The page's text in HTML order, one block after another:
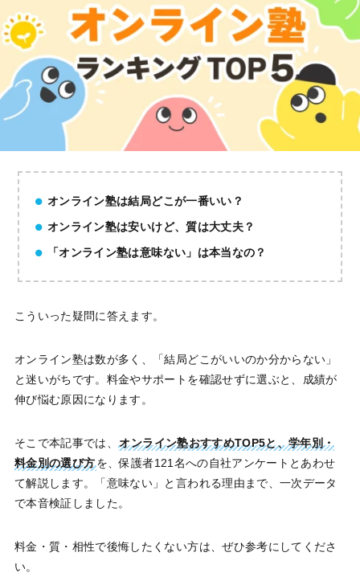
オンライン塾は結局どこが一番いい？
オンライン塾は安いけど、質は大丈夫？
「オンライン塾は意味ない」は本当なの？
こういった疑問に答えます。
オンライン塾は数が多く、「結局どこがいいのか分からない」
と迷いがちです。料金やサポートを確認せずに選ぶと、成績が
伸び悩む原因になります。
そこで本記事では、 オンライン塾おすすめTOP5と、学年別・
料金別の選び方を、保護者121名への自社アンケートとあわせ
て解説します。「意味ない」と言われる理由まで、一次データ
で本音検証しました。
料金・質・相性で後悔したくない方は、ぜひ参考にしてくださ
い。